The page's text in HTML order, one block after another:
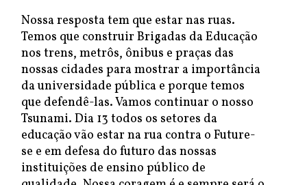
Nossa resposta tem que estar nas ruas.
Temos que construir Brigadas da Educação
nos trens, metrôs, ônibus e praças das
nossas cidades para mostrar a importância
da universidade pública e porque temos
que defendê-las. Vamos continuar o nosso
Tsunami. Dia 13 todos os setores da
educação vão estar na rua contra o Future-
se e em defesa do futuro das nossas
instituições de ensino público de